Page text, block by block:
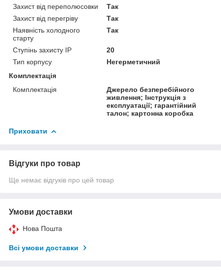
Захист від переполюсовки
Так
Захист від перегріву
Так
Наявність холодного
старту
Так
Ступінь захисту IP
20
Тип корпусу
Негерметичний
Комплектація
Комплектація
Джерело безперебійного
живлення; Інструкція з
експлуатації; гарантійний
талон; картонна коробка
Приховати
Відгуки про товар
Ще немає відгуків про цей товар
Умови доставки
Нова Пошта
Всі умови доставки